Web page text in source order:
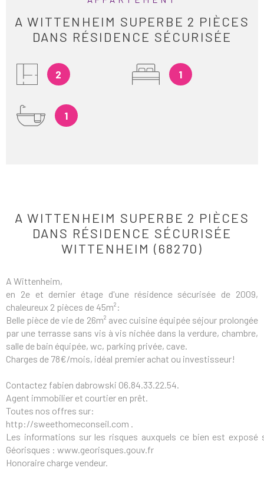
A WITTENHEIM SUPERBE 2 PIÈCES
DANS RÉSIDENCE SÉCURISÉE
2 1
1
A WITTENHEIM SUPERBE 2 PIÈCES
DANS RÉSIDENCE SÉCURISÉE
WITTENHEIM (68270)
A Wittenheim,
en 2e et dernier étage d'une résidence sécurisée de 2009,
chaleureux 2 pièces de 45m²:
Belle pièce de vie de 26m² avec cuisine équipée séjour prolongée
par une terrasse sans vis à vis nichée dans la verdure, chambre,
salle de bain équipée, wc, parking privée, cave.
Charges de 78€/mois, idéal premier achat ou investisseur!
Contactez fabien dabrowski 06.84.33.22.54.
Agent immobilier et courtier en prêt.
Toutes nos offres sur:
http://sweethomeconseil.com .
Les informations sur les risques auxquels ce bien est
Géorisques : www.georisques.gouv.fr
Honoraire charge vendeur.